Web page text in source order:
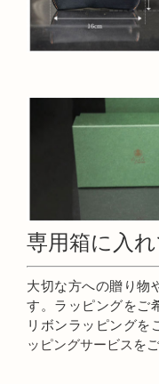
専用箱に入
大切な方への贈り物
す。ラッピングをご
リボンラッピングを
ッピングサービス を